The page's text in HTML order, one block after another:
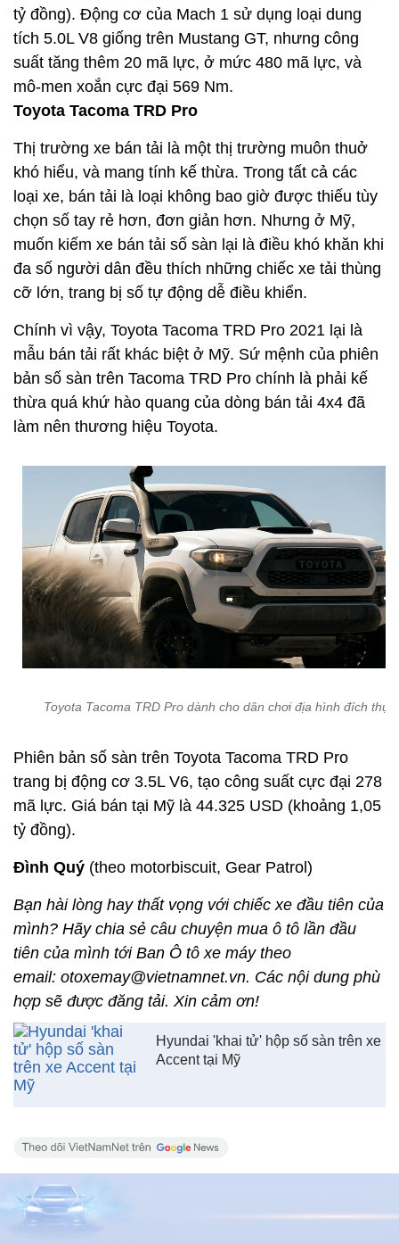
tỷ đồng). Động cơ của Mach 1 sử dụng loại dung
tích 5.0L V8 giống trên Mustang GT, nhưng công
suất tăng thêm 20 mã lực, ở mức 480 mã lực, và
mô-men xoắn cực đại 569 Nm.
Toyota Tacoma TRD Pro
Thị trường xe bán tải là một thị trường muôn thuở
khó hiểu, và mang tính kế thừa. Trong tất cả các
loại xe, bán tải là loại không bao giờ được thiếu tùy
chọn số tay rẻ hơn, đơn giản hơn. Nhưng ở Mỹ,
muốn kiếm xe bán tải số sàn lại là điều khó khăn khi
đa số người dân đều thích những chiếc xe tải thùng
cỡ lớn, trang bị số tự động dễ điều khiển.
Chính vì vậy, Toyota Tacoma TRD Pro 2021 lại là
mẫu bán tải rất khác biệt ở Mỹ. Sứ mệnh của phiên
bản số sàn trên Tacoma TRD Pro chính là phải kế
thừa quá khứ hào quang của dòng bán tải 4x4 đã
làm nên thương hiệu Toyota.
Toyota Tacoma TRD Pro dành cho dân chơi địa hình đích thực.
Phiên bản số sàn trên Toyota Tacoma TRD Pro
trang bị động cơ 3.5L V6, tạo công suất cực đại 278
mã lực. Giá bán tại Mỹ là 44.325 USD (khoảng 1,05
tỷ đồng).
Đình Quý (theo motorbiscuit, Gear Patrol)
Bạn hài lòng hay thất vọng với chiếc xe đầu tiên của
mình? Hãy chia sẻ câu chuyện mua ô tô lần đầu
tiên của mình tới Ban Ô tô xe máy theo
email: otoxemay@vietnamnet.vn. Các nội dung phù
hợp sẽ được đăng tải. Xin cảm ơn!
Hyundai 'khai tử' hộp số sàn trên xe
Accent tại Mỹ